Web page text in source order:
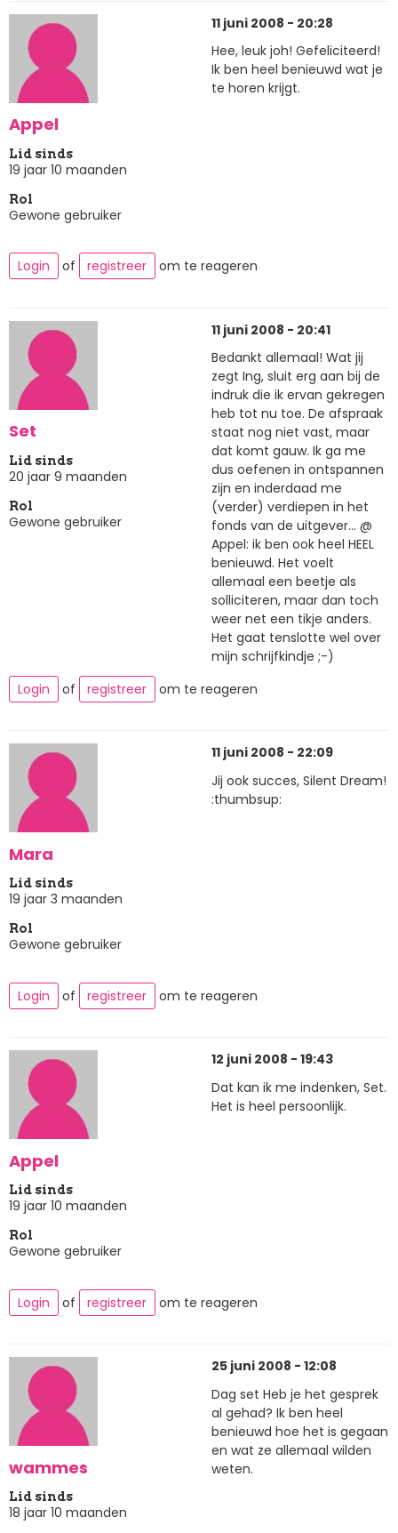
Appel
Lid sinds
19 jaar 10 maanden
Rol
Gewone gebruiker
11 juni 2008 - 20:28
Hee, leuk joh! Gefeliciteerd!
Ik ben heel benieuwd wat je
te horen krijgt.
Login of registreer om te reageren
Set
Lid sinds
20 jaar 9 maanden
Rol
Gewone gebruiker
11 juni 2008 - 20:41
Bedankt allemaal! Wat jij
zegt Ing, sluit erg aan bij de
indruk die ik ervan gekregen
heb tot nu toe. De afspraak
staat nog niet vast, maar
dat komt gauw. Ik ga me
dus oefenen in ontspannen
zijn en inderdaad me
(verder) verdiepen in het
fonds van de uitgever... @
Appel: ik ben ook heel HEEL
benieuwd. Het voelt
allemaal een beetje als
solliciteren, maar dan toch
weer net een tikje anders.
Het gaat tenslotte wel over
mijn schrijfkindje ;-)
Login
of registreer om te reageren
Mara
Lid sinds
19 jaar 3 maanden
Rol
Gewone gebruiker
11 juni 2008 - 22:09
Jij ook succes, Silent Dream!
:thumbsup:
Login of registreer om te reageren
Appel
Lid sinds
19 jaar 10 maanden
Rol
Gewone gebruiker
12 juni 2008 - 19:43
Dat kan ik me indenken, Set.
Het is heel persoonlijk.
Login of registreer om te reageren
wammes
Lid sinds
18 jaar 10 maanden
25 juni 2008 - 12:08
Dag set Heb je het gesprek
al gehad? Ik ben heel
benieuwd hoe het is gegaan
en wat ze allemaal wilden
weten.